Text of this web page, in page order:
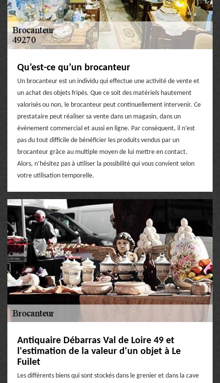
Qu’est-ce qu’un brocanteur
Un brocanteur est un individu qui effectue une activité de vente et
un achat des objets fripés. Que ce soit des matériels hautement
valorisés ou non, le brocanteur peut continuellement intervenir. Ce
prestataire peut réaliser sa vente dans un magasin, dans un
évènement commercial et aussi en ligne. Par conséquent, il n’est
pas du tout difficile de bénéficier les produits vendus par un
brocanteur grâce au multiple moyen de lui mettre en contact.
Alors, n’hésitez pas à utiliser la possibilité qui vous convient selon
votre utilisation temporelle.
Antiquaire Débarras Val de Loire 49 et
l'estimation de la valeur d'un objet à Le
Fuilet
Les différents biens qui sont stockés dans le grenier et dans la cave